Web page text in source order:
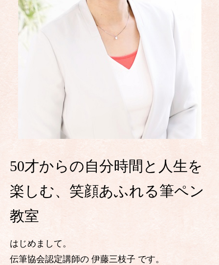
50才からの自分時間と人生を
楽しむ、笑顔あふれる筆ペン
教室
はじめまして。
伝筆協会認定講師の 伊藤三枝子 です。